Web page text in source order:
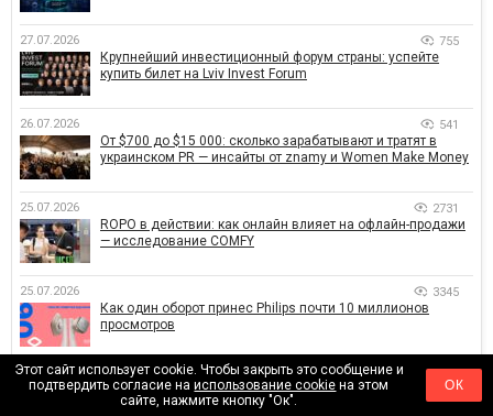
27.07.2026 755
Крупнейший инвестиционный форум страны: успейте
купить билет на Lviv Invest Forum
26.07.2026 541
От $700 до $15 000: сколько зарабатывают и тратят в
украинском PR — инсайты от znamy и Women Make Money
25.07.2026 2731
ROPO в действии: как онлайн влияет на офлайн-продажи
— исследование COMFY
25.07.2026 3345
Как один оборот принес Philips почти 10 миллионов
просмотров
24.07.2026
От Львова до Харькова: Glovo Academy масштабирует
образовательную программу по поддержке украинского
Этот сайт использует cookie. Чтобы закрыть это сообщение и
подтвердить согласие наиспользование cookie на этом
сайте, нажмите кнопку "Ок".
ОК